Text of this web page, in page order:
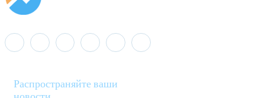
Распространяйте ваши